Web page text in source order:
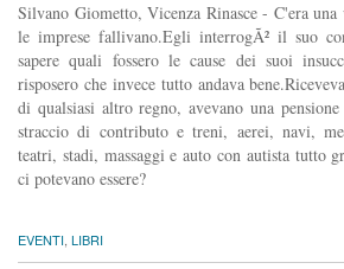
Silvano Giometto, Vicenza Rinasce - C'era
le imprese fallivano.Egli interrogÃ² il suo
sapere quali fossero le cause dei suoi
risposero che invece tutto andava
di qualsiasi altro regno, avevano una
straccio di contributo e treni, aerei, navi,
teatri, stadi, massaggi e auto con autista tutto
ci potevano essere?
EVENTI, LIBRI